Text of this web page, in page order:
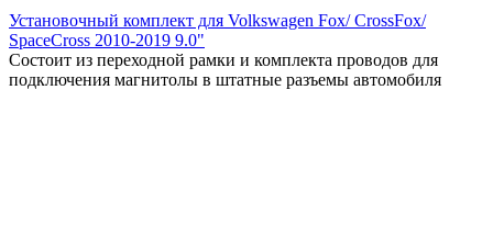
Установочный комплект для Volkswagen Fox/ CrossFox/
SpaceCross 2010-2019 9.0"
Состоит из переходной рамки и комплекта проводов для
подключения магнитолы в штатные разъемы автомобиля